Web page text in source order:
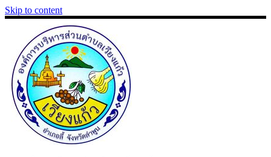
Skip to content